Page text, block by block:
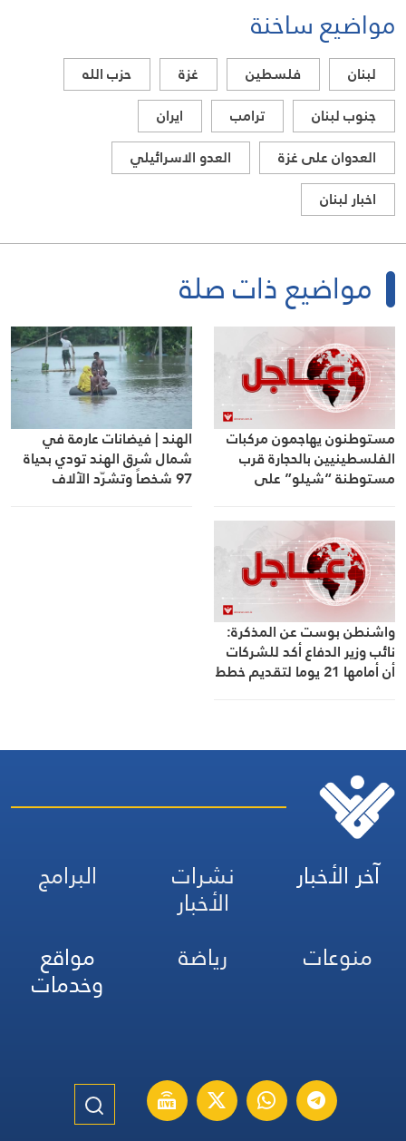
مواضيع ساخنة
لبنان فلسطين غزة
حزب الله
جنوب لبنان
ترامب
ايران
العدوان على غزة
العدو الاسرائيلي
اخبار لبنان
مواضيع ذات صلة
مستوطنون يهاجمون مركبات
الفلسطينيين بالحجارة قرب
مستوطنة “شيلو” على
الهند | فيضانات عارمة في
شمال شرق الهند تودي بحياة
97 شخصاً وتشرّد الآلاف
واشنطن بوست عن المذكرة:
نائب وزير الدفاع أكد للشركات
أن أمامها 21 يوما لتقديم خطط
آخر الأخبار نشرات
الأخبار
البرامج
منوعات
رياضة مواقع
وخدمات